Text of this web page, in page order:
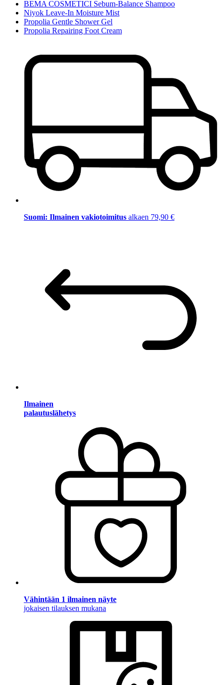
BEMA COSMETICI Sebum-Balance Shampoo
Niyok Leave-In Moisture Mist
Propolia Gentle Shower Gel
Propolia Repairing Foot Cream
Suomi: Ilmainen vakiotoimitus alkaen 79,90 €
Ilmainen
palautuslähetys
Vähintään 1 ilmainen näyte
jokaisen tilauksen mukana